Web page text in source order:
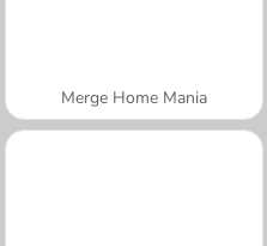
Merge Home Mania